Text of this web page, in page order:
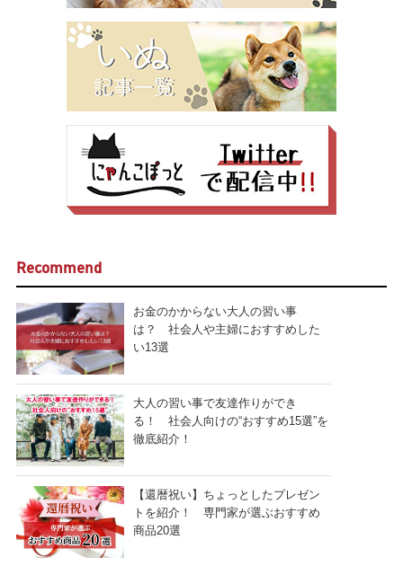
Recommend
お金のかからない大人の習い事
は？ 社会人や主婦におすすめした
い13選
大人の習い事で友達作りができ
る！ 社会人向けの“おすすめ15選”を
徹底紹介！
【還暦祝い】ちょっとしたプレゼン
トを紹介！ 専門家が選ぶおすすめ
商品20選